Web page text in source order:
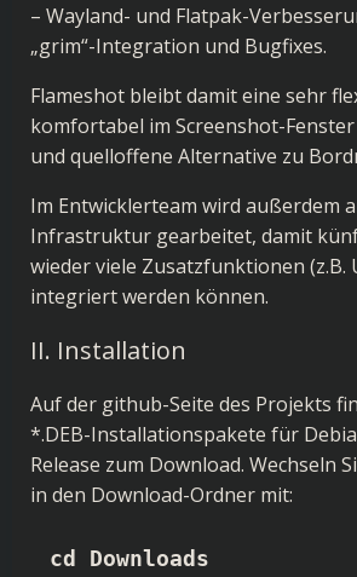
– Wayland- und Flatpak-
„grim“-Integration und Bugfixes.
Flameshot bleibt damit eine sehr
komfortabel im Screenshot-
und quelloffene Alternative zu
Im Entwicklerteam wird außerdem
Infrastruktur gearbeitet, damit
wieder viele Zusatzfunktionen (z.B.
integriert werden können.
II. Installation
Auf der github-Seite des Projekts
*.DEB-Installationspakete für
Release zum Download. Wechseln
in den Download-Ordner mit:
cd Downloads